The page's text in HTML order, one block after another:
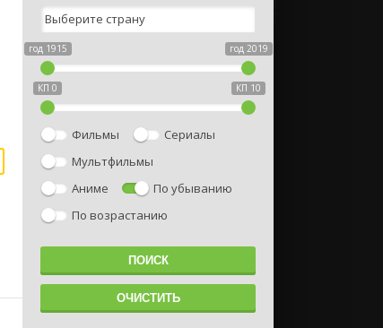
год 1915 год 2019
КП 0 КП 10
Фильмы
Сериалы
Мультфильмы
Аниме
По убыванию
По возрастанию